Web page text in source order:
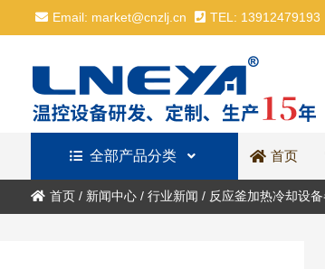
Email: market@cnzlj.cn TEL: 13912479193
全部产品分类 首页
首页/ 新闻中心/ 行业新闻 / 反应釜加热冷却设